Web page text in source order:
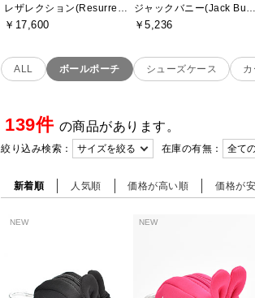
レザレクション(Resurrection)
￥17,600
ジャックバニー(Jack Bunny)
￥5,236
ALL ボールポーチ シューズケース
139件 の商品があります。
絞り込み検索： 在庫の有無：
新着順 人気順 価格が高い順 価格が
NEW NEW